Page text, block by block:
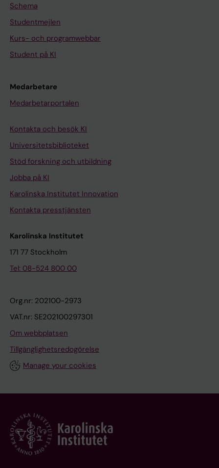
Schema
Studentmejlen
Kurs- och programwebbar
Student på KI
Medarbetare
Medarbetarportalen
Kontakta och besök KI
Universitetsbiblioteket
Stöd forskning och utbildning
Jobba på KI
Karolinska Institutet Innovation
Kontakta presstjänsten
Karolinska Institutet
171 77 Stockholm
Tel: 08-524 800 00
Org.nr: 202100-2973
VAT.nr: SE202100297301
Om webbplatsen
Tillgänglighetsredogörelse
Manage your cookies